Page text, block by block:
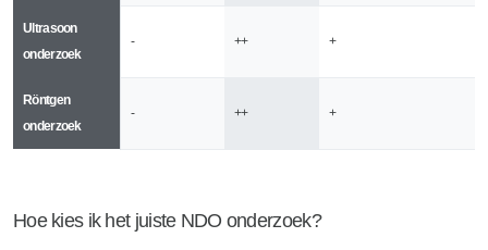
Ultrasoon
onderzoek
- ++ +
Röntgen
onderzoek
- ++ +
Hoe kies ik het juiste NDO onderzoek?